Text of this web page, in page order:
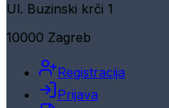
Ul. Buzinski krči 1
10000 Zagreb
Registracija
Prijava